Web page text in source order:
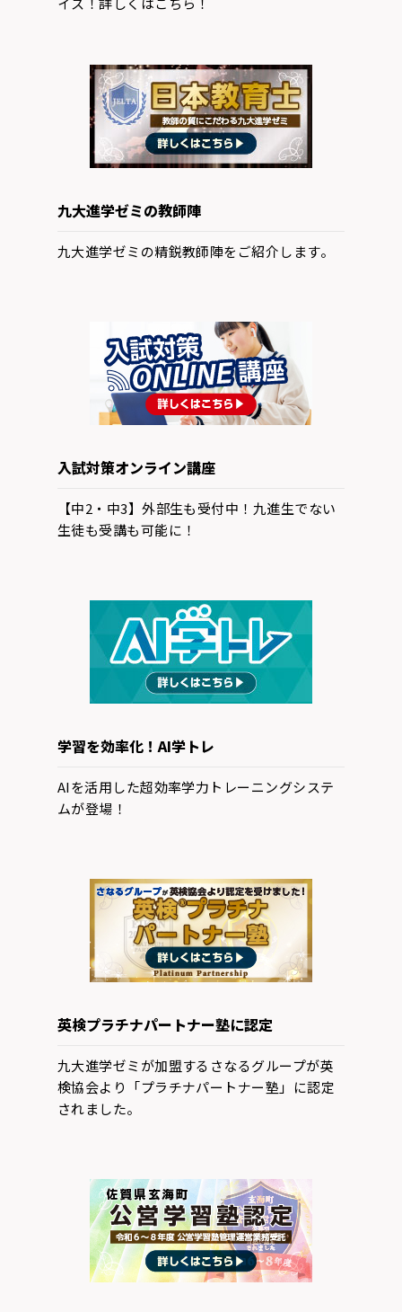
九大進学ゼミの教師陣
九大進学ゼミの精鋭教師陣をご紹介します。
入試対策オンライン講座
【中2・中3】外部生も受付中！九進生でない
生徒も受講も可能に！
学習を効率化！AI学トレ
AIを活用した超効率学力トレーニングシステ
ムが登場！
英検プラチナパートナー塾に認定
九大進学ゼミが加盟するさなるグループが英
検協会より「プラチナパートナー塾」に認定
されました。